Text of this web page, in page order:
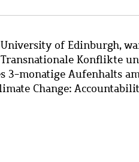
of Edinburgh,
Konflikte
monatige Aufenhalts am
Change: